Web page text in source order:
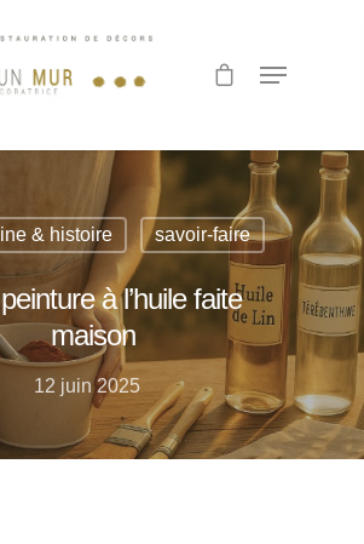
& histoire savoir-faire
à l’huile faite
maison
12 juin 2025